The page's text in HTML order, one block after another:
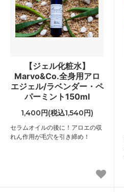
【ジェル化粧水】
Marvo&Co.全身用アロ
エジェル/ラベンダー・ペ
パーミント150ml
1,400円(税込1,540円)
セラムオイルの後に！アロエの収
れん作用が毛穴を引き締め！